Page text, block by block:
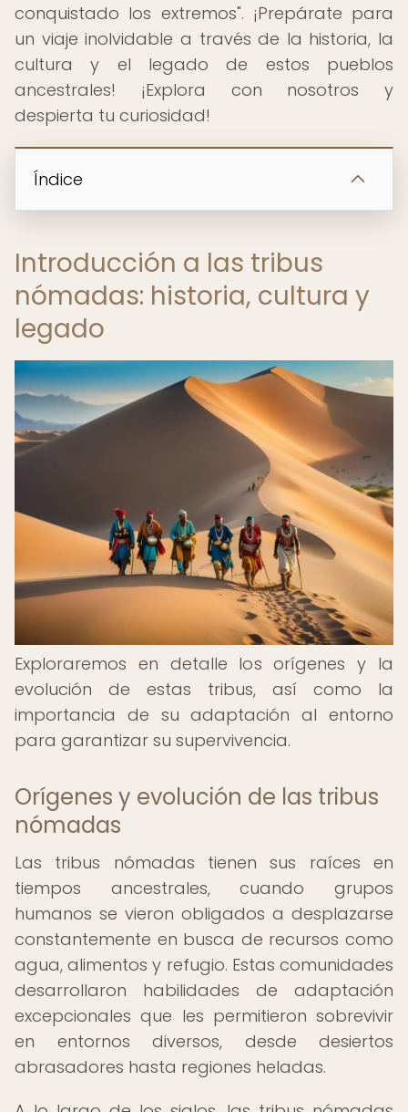
conquistado los extremos". ¡Prepárate para
un viaje inolvidable a través de la historia, la
cultura y el legado de estos pueblos
ancestrales! ¡Explora con nosotros y
despierta tu curiosidad!
Índice
Introducción a las tribus
nómadas: historia, cultura y
legado
Exploraremos en detalle los orígenes y la
evolución de estas tribus, así como la
importancia de su adaptación al entorno
para garantizar su supervivencia.
Orígenes y evolución de las tribus
nómadas
Las tribus nómadas tienen sus raíces en
tiempos ancestrales, cuando grupos
humanos se vieron obligados a desplazarse
constantemente en busca de recursos como
agua, alimentos y refugio. Estas comunidades
desarrollaron habilidades de adaptación
excepcionales que les permitieron sobrevivir
en entornos diversos, desde desiertos
abrasadores hasta regiones heladas.